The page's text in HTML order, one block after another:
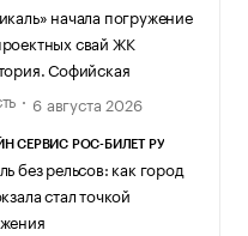
начала погружение
свай ЖК
Софийская
6 августа 2026
СЕРВИС РОС-БИЛЕТ РУ
без рельсов: как город
стал точкой